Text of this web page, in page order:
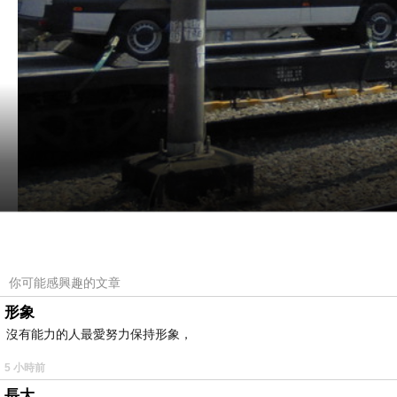
你可能感興趣的文章
形象
沒有能力的人最愛努力保持形象，
5 小時前